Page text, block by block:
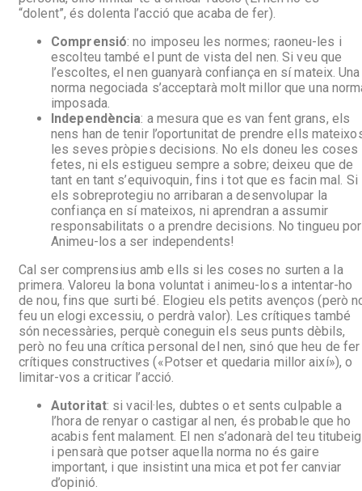
“dolent”, és dolenta l’acció que acaba de fer).
Comprensió: no imposeu les normes; raoneu-les i
escolteu també el punt de vista del nen. Si veu que
l’escoltes, el nen guanyarà confiança en sí mateix. Una
norma negociada s’acceptarà molt millor que una
imposada.
Independència: a mesura que es van fent grans, els
nens han de tenir l’oportunitat de prendre ells
les seves pròpies decisions. No els doneu les coses
fetes, ni els estigueu sempre a sobre; deixeu que de
tant en tant s’equivoquin, fins i tot que es facin mal. Si
els sobreprotegiu no arribaran a desenvolupar la
confiança en sí mateixos, ni aprendran a assumir
responsabilitats o a prendre decisions. No tingueu
Animeu-los a ser independents!
Cal ser comprensius amb ells si les coses no surten a la
primera. Valoreu la bona voluntat i animeu-los a intentar-ho
de nou, fins que surti bé. Elogieu els petits avenços (però
feu un elogi excessiu, o perdrà valor). Les crítiques també
són necessàries, perquè coneguin els seus punts dèbils,
però no feu una crítica personal del nen, sinó que heu de fer
crítiques constructives («Potser et quedaria millor així»), o
limitar-vos a criticar l’acció.
Autoritat: si vacil·les, dubtes o et sents culpable a
l’hora de renyar o castigar al nen, és probable que ho
acabis fent malament. El nen s’adonarà del teu
i pensarà que potser aquella norma no és gaire
important, i que insistint una mica et pot fer canviar
d’opinió.